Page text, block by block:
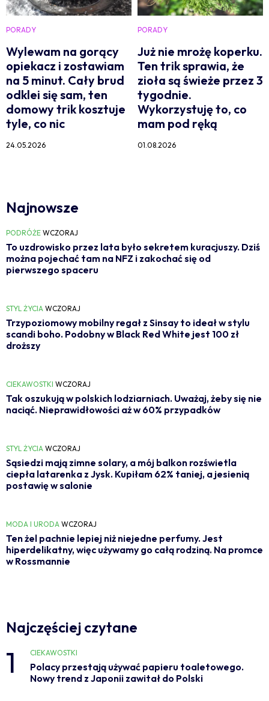
PORADY
Wylewam na gorący
opiekacz i zostawiam
na 5 minut. Cały brud
odklei się sam, ten
domowy trik kosztuje
tyle, co nic
24.05.2026
PORADY
Już nie mrożę koperku.
Ten trik sprawia, że
zioła są świeże przez 3
tygodnie.
Wykorzystuję to, co
mam pod ręką
01.08.2026
Najnowsze
PODRÓŻE WCZORAJ
To uzdrowisko przez lata było sekretem kuracjuszy. Dziś
można pojechać tam na NFZ i zakochać się od
pierwszego spaceru
STYL ŻYCIA WCZORAJ
Trzypoziomowy mobilny regał z Sinsay to ideał w stylu
scandi boho. Podobny w Black Red White jest 100 zł
droższy
CIEKAWOSTKI WCZORAJ
Tak oszukują w polskich lodziarniach. Uważaj, żeby się nie
naciąć. Nieprawidłowości aż w 60% przypadków
STYL ŻYCIA WCZORAJ
Sąsiedzi mają zimne solary, a mój balkon rozświetla
ciepła latarenka z Jysk. Kupiłam 62% taniej, a jesienią
postawię w salonie
MODA I URODA WCZORAJ
Ten żel pachnie lepiej niż niejedne perfumy. Jest
hiperdelikatny, więc używamy go całą rodziną. Na promce
w Rossmannie
Najczęściej czytane
1 CIEKAWOSTKI
Polacy przestają używać papieru toaletowego.
Nowy trend z Japonii zawitał do Polski